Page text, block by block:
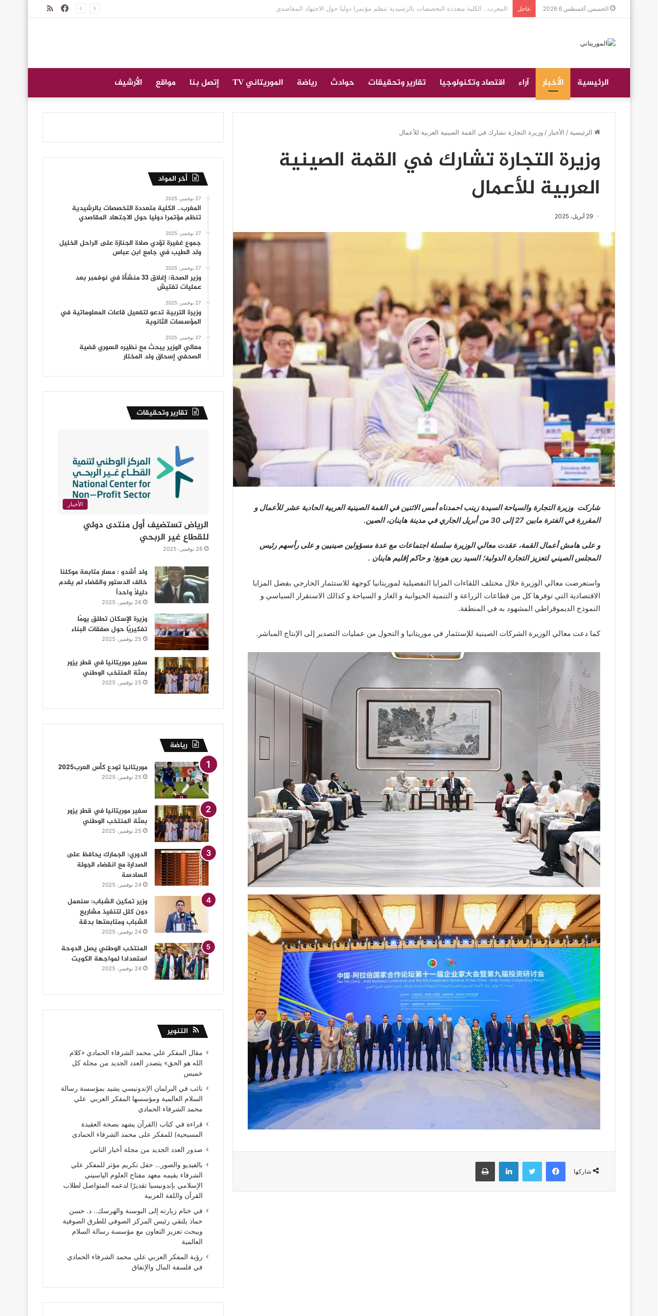
الخميس, أغسطس 6 2026 عاجل جموع غفيرة تؤدي صلاة الجنازة على الراحل الخليل ولد الطيب في جامع ابن عباس
ملخصفيسبوك
الرئيسية الأخبار آراء اقتصاد وتكنولوجيا تقارير وتحقيقات حوادث رياضة الموريتاني TV إتصل بنا مواقع الأرشيف
الرئيسية / الأخبار / وزيرة التجارة تشارك في القمة الصينية العربية للأعمال
وزيرة التجارة تشارك في القمة الصينية
العربية للأعمال
29 أبريل، 2025
شاركت وزيرة التجارة والسياحة السيدة زينب احمدناه أمس الاثنين في القمة الصينية العربية الحادية عشر للأعمال و
المقررة في الفترة مابين 27 إلى 30 من أبريل الجاري في مدينة هاينان، الصين.
و على هامش أعمال القمة، عقدت معالي الوزيرة سلسلة اجتماعات مع عدة مسؤولين صينيين و على رأسهم رئيس
المجلس الصيني لتعزيز التجارة الدولية؛ السيد رين هونغ؛ و حاكم إقليم هاينان .
واستعرضت معالي الوزيرة خلال مختلف اللقاءات المزايا التفضيلية لموريتانيا كوجهة للاستثمار الخارجي بفضل المزايا
الاقتصادية التي توفرها كل من قطاعات الزراعة و التنمية الحيوانية و الغاز و السياحة و كذالك الاستقرار السياسي و
النموذج الديموقراطي المشهود به في المنطقة.
كما دعت معالي الوزيرة الشركات الصينية للإستثمار في موريتانيا و التحول من عمليات التصدير إلى الإنتاج المباشر.
شاركها
فيسبوك تويتر لينكدإن طباعة
أخر المواد
27 نوفمبر، 2025
المغرب.. الكلية متعددة التخصصات بالرشيدية
تنظم مؤتمرا دوليا حول الاجتهاد المقاصدي
27 نوفمبر، 2025
جموع غفيرة تؤدي صلاة الجنازة على الراحل الخليل
ولد الطيب في جامع ابن عباس
27 نوفمبر، 2025
وزير الصحة: إغلاق 33 منشأة في نوفمبر بعد
عمليات تفتيش
27 نوفمبر، 2025
وزيرة التربية تدعو لتفعيل قاعات المعلوماتية في
المؤسسات الثانوية
27 نوفمبر، 2025
معالي الوزير يبحث مع نظيره السوري قضية
الصحفي إسحاق ولد المختار
تقارير وتحقيقات
الأخبار
الرياض تستضيف أول منتدى دولي
للقطاع غير الربحي
26 نوفمبر، 2025
ولد أشدو : مسار متابعة موكلنا
خالف الدستور والقضاء لم يقدم
دليلاً واحداً
26 نوفمبر، 2025
وزيرة الإسكان تطلق يومًا
تفكيريًا حول صفقات البناء
25 نوفمبر، 2025
سفير موريتانيا في قطر يزور
بعثة المنتخب الوطني
25 نوفمبر، 2025
رياضة
موريتانيا تودع كأس العرب2025
25 نوفمبر، 2025
سفير موريتانيا في قطر يزور
بعثة المنتخب الوطني
25 نوفمبر، 2025
الدوري: الجمارك يحافظ على
الصدارة مع انقضاء الجولة
السادسة
24 نوفمبر، 2025
وزير تمكين الشباب: سنعمل
دون كلل لتنفيذ مشاريع
الشباب ومتابعتها بدقة
24 نوفمبر، 2025
المنتخب الوطني يصل الدوحة
استعدادا لمواجهة الكويت
24 نوفمبر، 2025
التنوير
مقال المفكر علي محمد الشرفاء الحمادي «كلام
الله هو الحق» يتصدر العدد الجديد من مجلة كل
خميس
نائب في البرلمان الإندونيسي يشيد بمؤسسة رسالة
السلام العالمية ومؤسسها المفكر العربي علي
محمد الشرفاء الحمادي
قراءة في كتاب (القرآن يشهد بصحة العقيدة
المسيحية) للمفكر على محمد الشرفاء الحمادى
صدور العدد الجديد من مجلة أخبار الناس
بالفيديو والصور… حفل تكريم مؤثر للمفكر علي
الشرفاء يقيمه معهد مفتاح العلوم الياسيني
الإسلامي بإندونيسيا تقديرًا لدعمه المتواصل لطلاب
القرآن واللغة العربية
في ختام زيارته إلى البوسنة والهرسك.. د. حسن
حماد يلتقي رئيس المركز الصوفي للطرق الصوفية
ويبحث تعزيز التعاون مع مؤسسة رسالة السلام
العالمية
رؤية المفكر العربي علي محمد الشرفاء الحمادي
في فلسفة المال والإنفاق